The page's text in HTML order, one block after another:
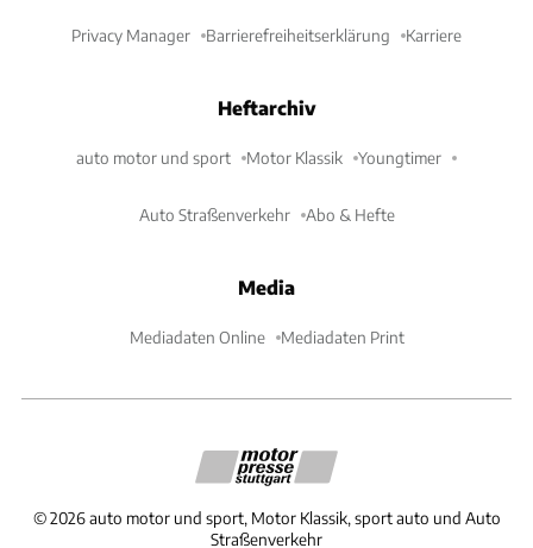
Privacy Manager Barrierefreiheitserklärung Karriere
Heftarchiv
auto motor und sport Motor Klassik Youngtimer
Auto Straßenverkehr Abo & Hefte
Media
Mediadaten Online Mediadaten Print
©2026 auto motor und sport, Motor Klassik, sport auto und Auto
Straßenverkehr